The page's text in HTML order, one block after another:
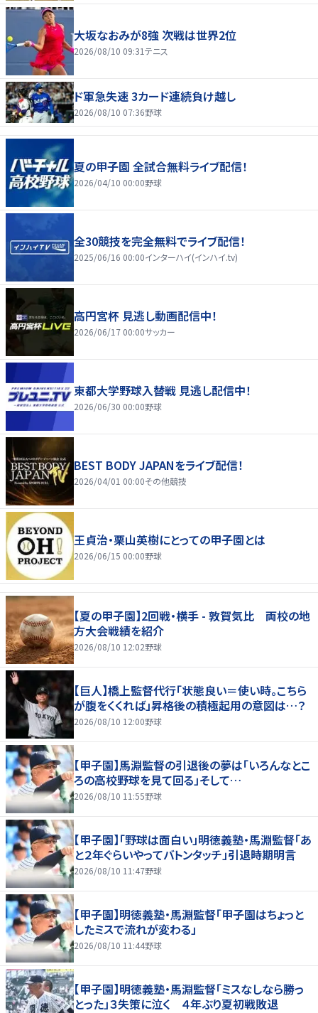
大坂なおみが8強 次戦は世界2位
2026/08/10 09:31テニス
ド軍急失速 3カード連続負け越し
2026/08/10 07:36野球
夏の甲子園 全試合無料ライブ配信！
2026/04/10 00:00野球
全30競技を完全無料でライブ配信！
2025/06/16 00:00インターハイ(インハイ.tv)
高円宮杯 見逃し動画配信中！
2026/06/17 00:00サッカー
東都大学野球入替戦 見逃し配信中！
2026/06/30 00:00野球
BEST BODY JAPANをライブ配信！
2026/04/01 00:00その他競技
王貞治・栗山英樹にとっての甲子園とは
2026/06/15 00:00野球
【夏の甲子園】2回戦・横手 - 敦賀気比 両校の地
方大会戦績を紹介
2026/08/10 12:02野球
【巨人】橋上監督代行「状態良い＝使い時。こちら
が腹をくくれば」昇格後の積極起用の意図は…？
2026/08/10 12:00野球
【甲子園】馬淵監督の引退後の夢は「いろんなとこ
ろの高校野球を見て回る」そして…
2026/08/10 11:55野球
【甲子園】「野球は面白い」明徳義塾・馬淵監督「あ
と２年ぐらいやってバトンタッチ」引退時期明言
2026/08/10 11:47野球
【甲子園】明徳義塾・馬淵監督「甲子園はちょっと
したミスで流れが変わる」
2026/08/10 11:44野球
【甲子園】明徳義塾・馬淵監督「ミスなしなら勝っ
とった」３失策に泣く ４年ぶり夏初戦敗退